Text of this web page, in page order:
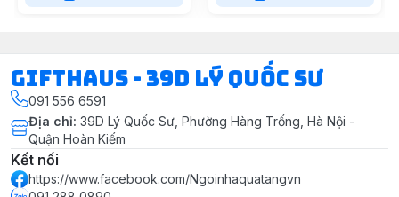
Gifthaus - 39D Lý Quốc Sư
091 556 6591
Địa chỉ: 39D Lý Quốc Sư, Phường Hàng Trống, Hà Nội -
Quận Hoàn Kiếm
Kết nối
https://www.facebook.com/Ngoinhaquatangvn